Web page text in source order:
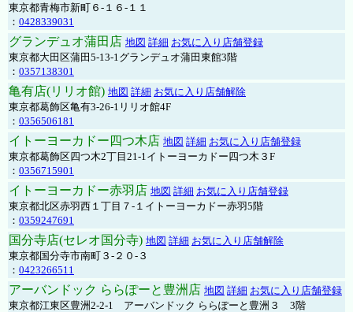
東京都青梅市新町６-１６-１１
： 0428339031
グランデュオ蒲田店 地図 詳細 お気に入り店舗登録
東京都大田区蒲田5-13-1グランデュオ蒲田東館3階
： 0357138301
亀有店(リリオ館) 地図 詳細 お気に入り店舗解除
東京都葛飾区亀有3-26-1リリオ館4F
： 0356506181
イトーヨーカドー四つ木店 地図 詳細 お気に入り店舗登録
東京都葛飾区四つ木2丁目21-1イトーヨーカドー四つ木３F
： 0356715901
イトーヨーカドー赤羽店 地図 詳細 お気に入り店舗登録
東京都北区赤羽西１丁目７-１イトーヨーカドー赤羽5階
： 0359247691
国分寺店(セレオ国分寺) 地図 詳細 お気に入り店舗解除
東京都国分寺市南町３-２０-３
： 0423266511
アーバンドック ららぽーと豊洲店 地図 詳細 お気に入り店舗登録
東京都江東区豊洲2-2-1 アーバンドック ららぽーと豊洲３ 3階